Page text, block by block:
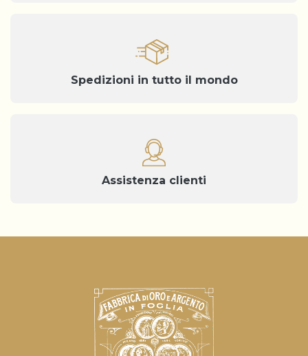
Spedizioni in tutto il mondo
Assistenza clienti